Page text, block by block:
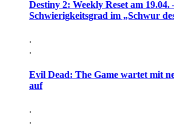
Destiny 2: Weekly Reset am 19.04.
Schwierigkeitsgrad im „Schwur
.
.
Evil Dead: The Game wartet mit
auf
.
.